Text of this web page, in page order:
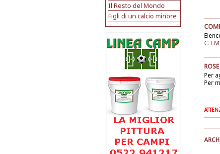
Il Resto del Mondo
Figli di un calcio minore
C.
Per
Per